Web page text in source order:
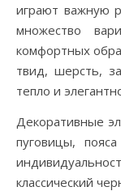
играют важную
множество
комфортных
твид, шерсть,
тепло и
Декоративные
пуговицы,
классический